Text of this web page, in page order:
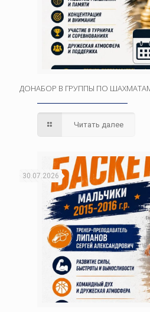
ДОНАБОР В ГРУППЫ ПО
Читать далее
30.07.2026